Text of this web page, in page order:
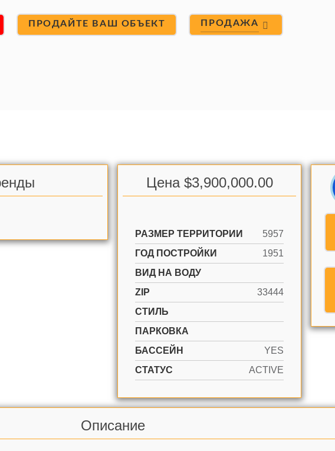
ПРОДАЙТЕ ВАШ ОБЪЕКТ ПРОДАЖА
Цена $3,900,000.00
РАЗМЕР ТЕРРИТОРИИ
5957
ГОД ПОСТРОЙКИ
1951
ВИД НА ВОДУ
ZIP
33444
СТИЛЬ
ПАРКОВКА
БАССЕЙН
YES
СТАТУС
ACTIVE
Описание